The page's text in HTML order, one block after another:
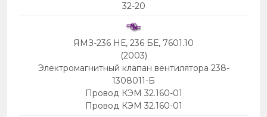
32-20
ЯМЗ-236 НЕ, 236 БЕ, 7601.10
(2003)
Электромагнитный клапан вентилятора 238-
1308011-Б
Провод КЭМ 32.160-01
Провод КЭМ 32.160-01